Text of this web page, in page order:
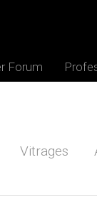
Forum
Vitrages